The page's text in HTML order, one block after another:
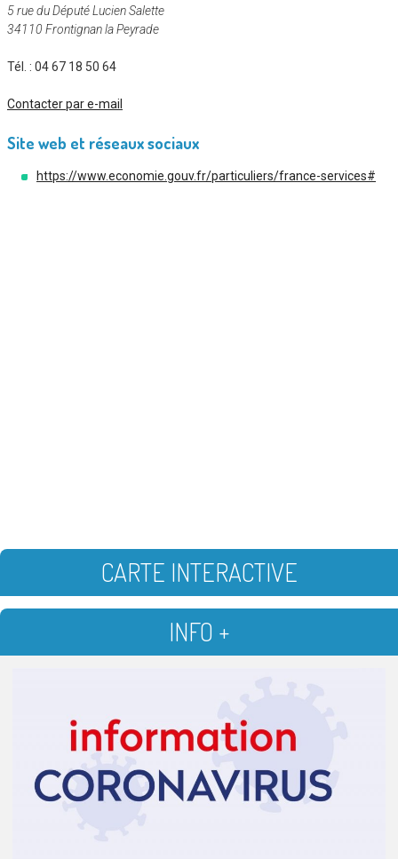
5 rue du Député Lucien Salette
34110 Frontignan la Peyrade
Tél. : 04 67 18 50 64
Contacter par e-mail
Site web et réseaux sociaux
https://www.economie.gouv.fr/particuliers/france-services#
CARTE INTERACTIVE
INFO +